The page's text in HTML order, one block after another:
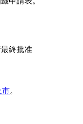
終批准
市。